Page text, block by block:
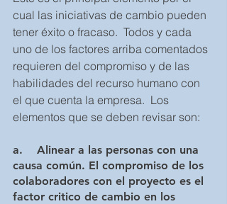
cual las iniciativas de cambio pueden
tener éxito o fracaso.  Todos y cada
uno de los factores arriba comentados
requieren del compromiso y de las
habilidades del recurso humano con
el que cuenta la empresa.  Los
elementos que se deben revisar son:
a.    Alinear a las personas con una
causa común. El compromiso de los
colaboradores con el proyecto es el
factor critico de cambio en los